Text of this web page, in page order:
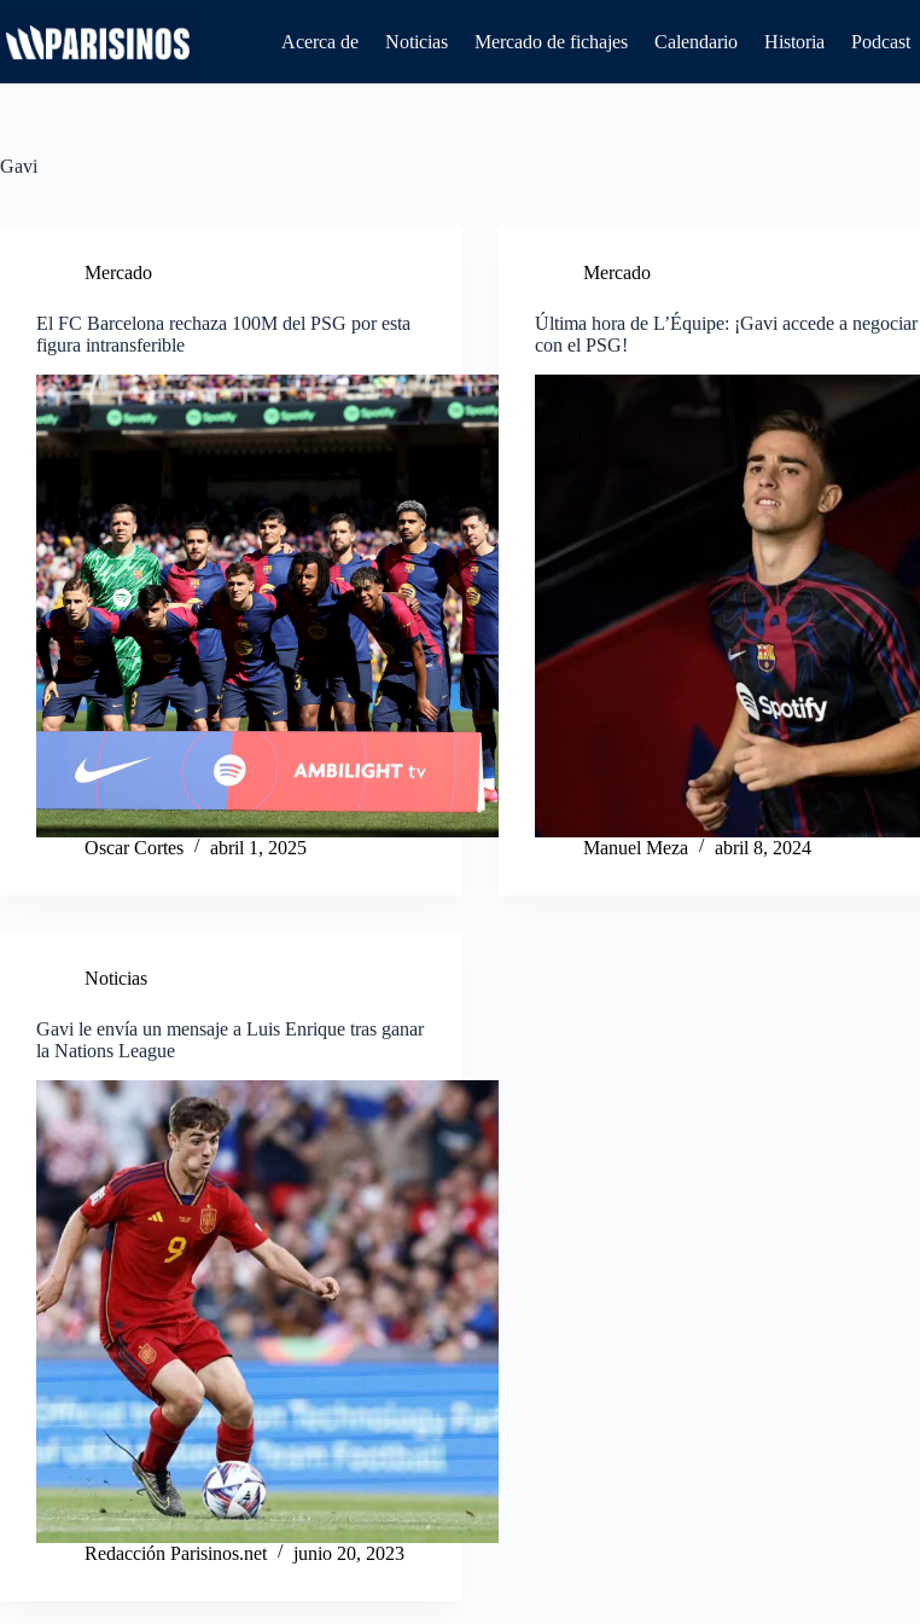
al
contenido
Acerca de Noticias Mercado de fichajes Calendario Historia Podcast
Gavi
Mercado
El FC Barcelona rechaza 100M del PSG por esta
figura intransferible
Oscar Cortes abril 1, 2025
Mercado
Última hora de L’Équipe: ¡Gavi accede a negociar
con el PSG!
Manuel Meza abril 8, 2024
Noticias
Gavi le envía un mensaje a Luis Enrique tras ganar
la Nations League
Redacción Parisinos.net junio 20, 2023